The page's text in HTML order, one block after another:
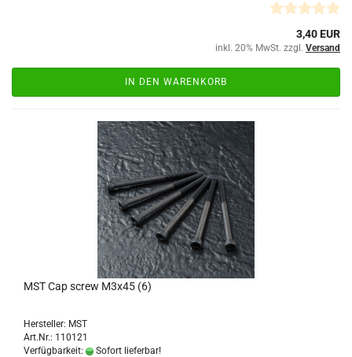
3,40 EUR
inkl. 20% MwSt. zzgl. Versand
IN DEN WARENKORB
MST Cap screw M3x45 (6)
Hersteller: MST
Art.Nr.: 110121
Verfügbarkeit:
Sofort lieferbar!